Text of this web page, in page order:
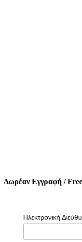
Δωρέαν Εγγραφή /
Ηλεκτρονική